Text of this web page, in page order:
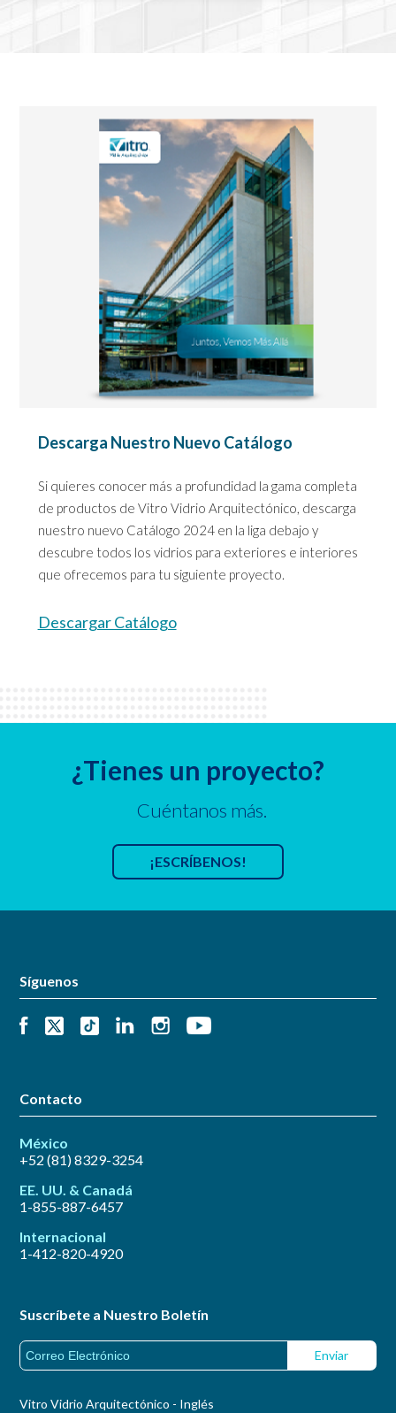
Descarga Nuestro Nuevo Catálogo
Si quieres conocer más a profundidad la gama completa
de productos de Vitro Vidrio Arquitectónico, descarga
nuestro nuevo Catálogo 2024 en la liga debajo y
descubre todos los vidrios para exteriores e interiores
que ofrecemos para tu siguiente proyecto.
Descargar Catálogo
¿Tienes un proyecto?
Cuéntanos más.
¡ESCRÍBENOS!
Síguenos
Contacto
México
+52 (81) 8329-3254
EE. UU. & Canadá
1-855-887-6457
Internacional
1-412-820-4920
Suscríbete a Nuestro Boletín
Vitro Vidrio Arquitectónico - Inglés